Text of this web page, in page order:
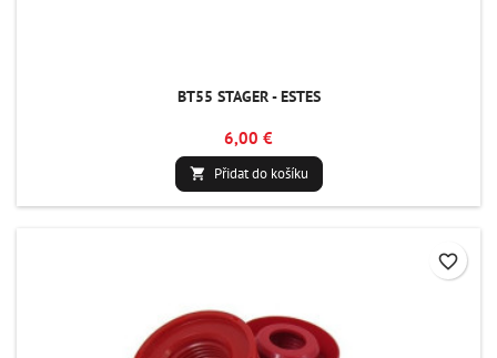
BT55 STAGER - ESTES
6,00 €
 Přidat do košíku
favorite_border